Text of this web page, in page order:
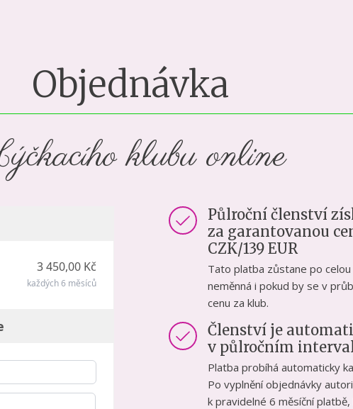
Objednávka
klubu online
3 450,00 Kč
každých 6 měsíců
Půlroční členství
za garantovanou
CZK/139 EUR
Tato platba zůstane po
neměnná i pokud by se v
cenu za klub.
Členství je
v půlročním
Platba probíhá automaticky
Po vyplnění objednávky
k pravidelné 6 měsíční